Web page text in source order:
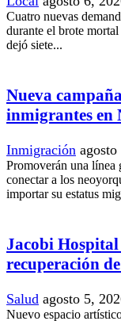
Cuatro nuevas
durante el brote
dejó siete...
Nueva
inmigrantes en
Inmigración
Promoverán una línea
conectar a los
importar su estatus
Jacobi Hospital
recuperación
Salud agosto 5,
Nuevo espacio